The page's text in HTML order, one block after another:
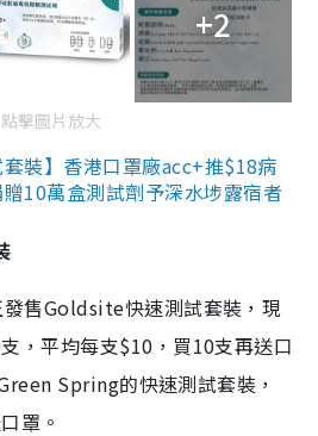
+2
點擊圖片放大
裝】香港口罩廠acc+推$18病
10萬盒測試劑予深水埗露宿者
售Goldsite快速測試套裝，現
，平均每支$10，買10支再送口
Spring的快速測試套裝，
罩。